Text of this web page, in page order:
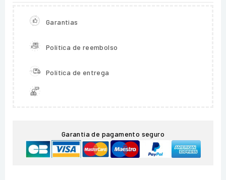
Garantias
Política de reembolso
Política de entrega
Garantia de pagamento seguro